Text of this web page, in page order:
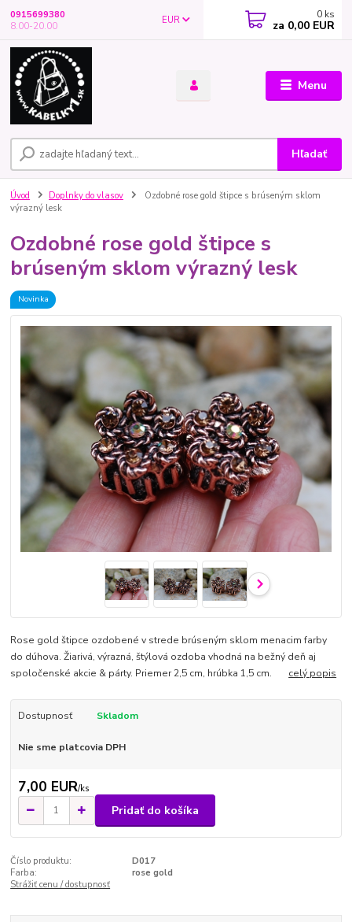
Menu
EUR
Hľadať
0915699380
8.00-20.00
0 ks
za 0,00 EUR
Úvod Doplnky do vlasov
Ozdobné rose gold štipce s brúseným sklom
výrazný lesk
Ozdobné rose gold štipce s
brúseným sklom výrazný lesk
Novinka
Rose gold štipce ozdobené v strede brúseným sklom menacim farby
do dúhova. Žiarivá, výrazná, štýlová ozdoba vhodná na bežný deň aj
spoločenské akcie & párty. Priemer 2,5 cm, hrúbka 1,5 cm. celý popis
Dostupnosť Skladom
Nie sme platcovia DPH
7,00 EUR/ks
Pridať do košíka
Číslo produktu:
D017
Farba:
rose gold
Strážiť cenu / dostupnosť